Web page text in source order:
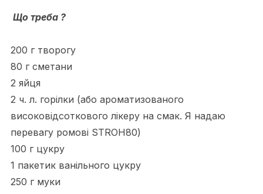
Що треба ?
200 г творогу
80 г сметани
2 яйця
2 ч. л. горілки (або ароматизованого
високовідсоткового лікеру на смак. Я надаю
перевагу ромові STROH80)
100 г цукру
1 пакетик ванільного цукру
250 г муки